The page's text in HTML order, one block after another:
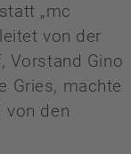
„mc
von der
Vorstand Gino
Gries, machte
von den